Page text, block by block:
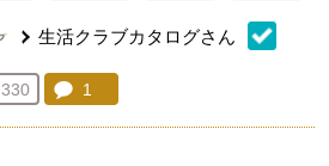
生活クラブカタログさん
お気に入り登録：
330
人が登録
コメント：
1